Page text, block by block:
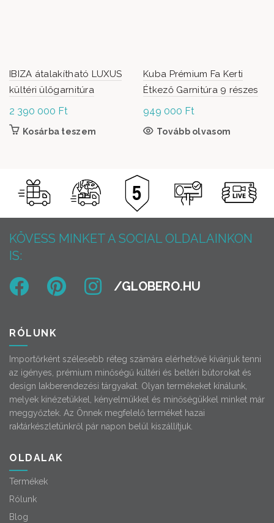
IBIZA átalakítható LUXUS
kültéri ülőgarnitúra
2 390 000 Ft
Kosárba teszem
Kuba Prémium Fa Kerti
Étkező Garnitúra 9 részes
949 000 Ft
Tovább olvasom
KÖVESS MINKET A SOCIAL OLDALAINKON
IS:
RÓLUNK
Importőrként szélesebb réteg számára elérhetővé kívánjuk tenni
az igényes, prémium minőségű kültéri és beltéri bútorokat és
design lakberendezési tárgyakat. Olyan termékeket kínálunk,
melyek kinézetükkel, kényelmükkel és minőségükkel minket már
meggyőztek. Az Önnek megfelelő terméket hazai
raktárkészletünkről pár napon belül kiszállítjuk.
OLDALAK
Termékek
Rólunk
Blog